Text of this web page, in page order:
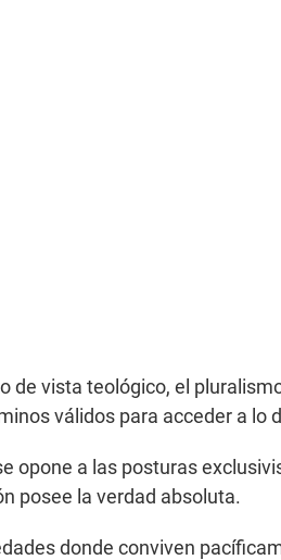
de vista teológico, el
válidos para acceder a lo
opone a las posturas
posee la verdad absoluta.
donde conviven